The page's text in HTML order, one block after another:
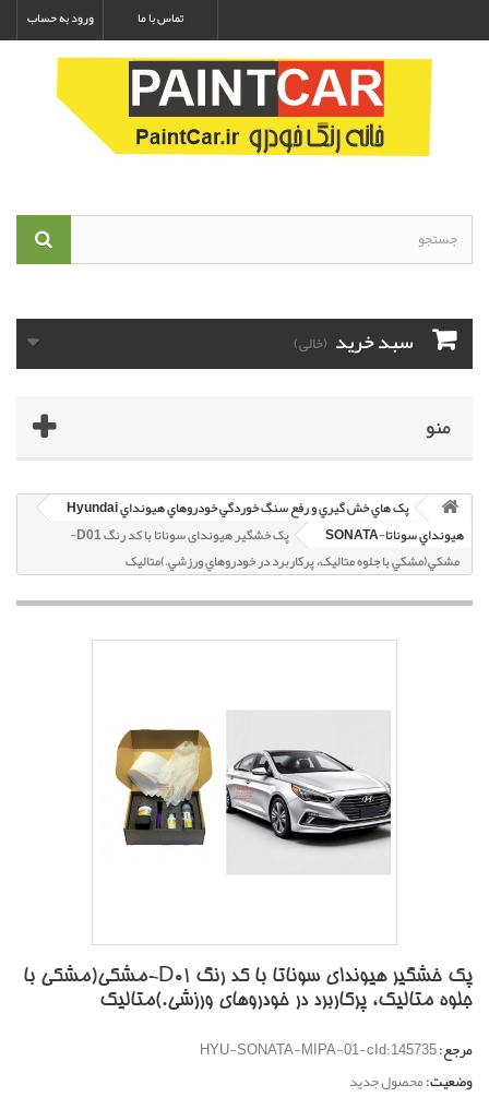
ورود به حساب تماس با ما
سبد خرید (خالی)
منو
پک هاي خش گيري و رفع سنگ خوردگي خودروهاي هيونداي Hyundai
هيونداي سوناتا-SONATA
پک خشگير هیوندای سوناتا با کد رنگ D01-
مشکي(مشکي با جلوه متاليک، پرکاربرد در خودروهاي ورزشي.)متاليک
پک خشگير هیوندای سوناتا با کد رنگ D01-مشکي(مشکي با
جلوه متاليک، پرکاربرد در خودروهاي ورزشي.)متاليک
مرجع:HYU-SONATA-MIPA-01-cId:145735
وضعیت:محصول جدید